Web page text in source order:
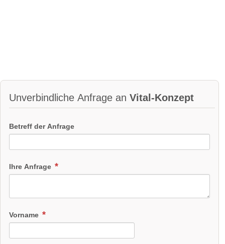
Unverbindliche Anfrage an Vital-Konzept
Betreff der Anfrage
Ihre Anfrage
Vorname